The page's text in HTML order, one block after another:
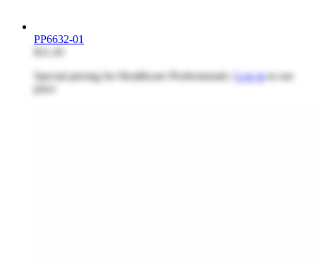
PP6632-01
Special pricing for Healthcare Professionals | Log into see
price